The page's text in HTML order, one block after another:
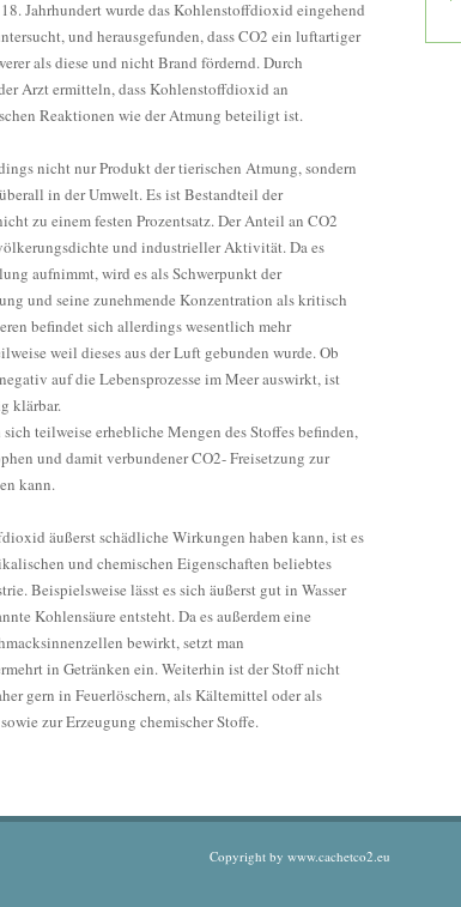
Jahrhundert wurde das Kohlenstoffdioxid eingehend
und herausgefunden, dass CO2 ein luftartiger
als diese und nicht Brand fördernd. Durch
Arzt ermitteln, dass Kohlenstoffdioxid an
Reaktionen wie der Atmung beteiligt ist.
nicht nur Produkt der tierischen Atmung, sondern
in der Umwelt. Es ist Bestandteil der
zu einem festen Prozentsatz. Der Anteil an CO2
und industrieller Aktivität. Da es
aufnimmt, wird es als Schwerpunkt der
und seine zunehmende Konzentration als kritisch
befindet sich allerdings wesentlich mehr
weil dieses aus der Luft gebunden wurde. Ob
auf die Lebensprozesse im Meer auswirkt, ist
klärbar.
teilweise erhebliche Mengen des Stoffes befinden,
und damit verbundener CO2- Freisetzung zur
kann.
äußerst schädliche Wirkungen haben kann, ist es
und chemischen Eigenschaften beliebtes
Beispielsweise lässt es sich äußerst gut in Wasser
Kohlensäure entsteht. Da es außerdem eine
bewirkt, setzt man
in Getränken ein. Weiterhin ist der Stoff nicht
gern in Feuerlöschern, als Kältemittel oder als
zur Erzeugung chemischer Stoffe.
Copyright by www.cachetco2.eu